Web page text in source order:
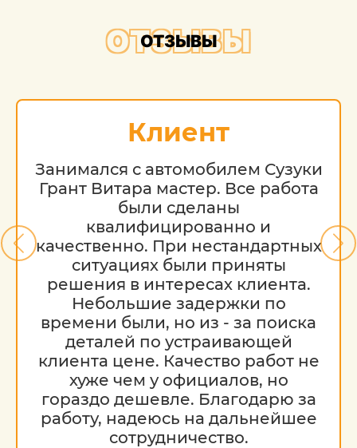
ОТЗЫВЫ
ОТЗЫВЫ
Клиент
Занимался с автомобилем Сузуки
Грант Витара мастер. Все работа
были сделаны
квалифицированно и
качественно. При нестандартных
ситуациях были приняты
решения в интересах клиента.
Небольшие задержки по
времени были, но из - за поиска
деталей по устраивающей
клиента цене. Качество работ не
хуже чем у официалов, но
гораздо дешевле. Благодарю за
работу, надеюсь на дальнейшее
сотрудничество.